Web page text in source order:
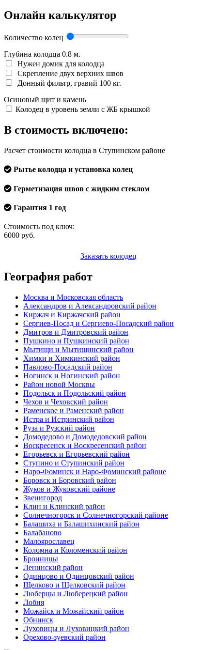
Онлайн калькулятор
Количество колец
Глубина колодца 0.8 м.
Нужен домик для колодца
Скрепление двух верхних швов
Донный фильтр, гравий 100 кг.
Осиновый щит и камень
Колодец в уровень земли с ЖБ крышкой
В стоимость включено:
Расчет стоимости колодца в Ступинском районе
Рытье колодца и установка колец
Герметизация швов с жидким стеклом
Гарантия 1 год
Стоимость под ключ:
6000 руб.
Заказать колодец
География работ
Москва и Московская область
Александров и Александровский район
Киржач и Киржачский район
Сергиев-Посад и Сергиево-Посадский район
Дмитров и Дмитровский район
Пушкино и Пушкинский район
Мытищи и Мытищинский район
Химки и Химкинский район
Павлово-Посадский район
Ногинск и Ногинский район
Район новой Москвы
Подольск и Подольский район
Чехов и Чеховский район
Раменское и Раменский район
Истра и Истринский район
Руза и Рузский район
Домодедово и Домодедовский район
Воскресенск и Воскресенский район
Егорьевск и Егорьевский район
Ступино и Ступинский район
Наро-Фоминск и Наро-Фоминский районе
Боровск и Боровский район
Жуков и Жуковский районе
Звенигород
Клин и Клинский район
Солнечногорск и Солнечногорский районе
Балашиха и Балашихинский район
Балабаново
Малоярославец
Коломна и Коломенский район
Бронницы
Ленинский район
Одинцово и Одинцовский район
Щелково и Щелковский район
Люберцы и Люберецкий район
Лобня
Можайск и Можайский район
Обнинск
Луховицы и Луховицкий район
Орехово-зуевский район